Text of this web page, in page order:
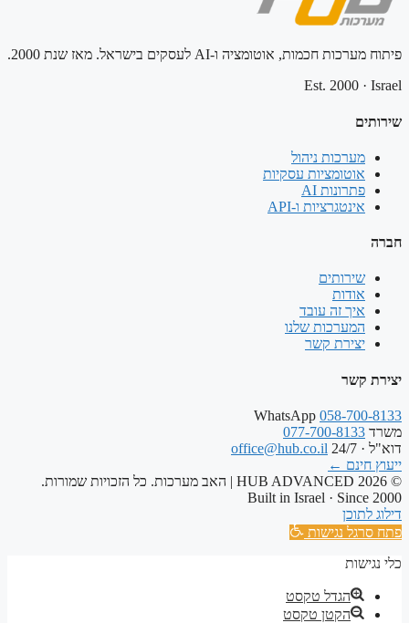
פיתוח מערכות חכמות, אוטומציה ו-AI לעסקים בישראל. מאז שנת 2000.
Est. 2000 · Israel
שירותים
מערכות ניהול
אוטומציות עסקיות
פתרונות AI
אינטגרציות ו-API
חברה
שירותים
אודות
איך זה עובד
המערכות שלנו
יצירת קשר
יצירת קשר
WhatsApp 058-700-8133
משרד 077-700-8133
דוא"ל · 24/7
office@hub.co.il
ייעוץ חינם ←
© 2026 HUB ADVANCED | האב מערכות. כל הזכויות שמורות.
Built in Israel · Since 2000
דילוג לתוכן
פתח סרגל נגישות
כלי נגישות
הגדל טקסט
הקטן טקסט